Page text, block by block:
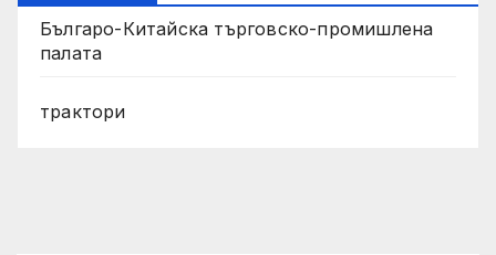
Българо-Китайска търговско-промишлена
палата
трактори